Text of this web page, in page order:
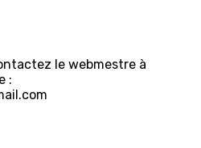
le webmestre à
: